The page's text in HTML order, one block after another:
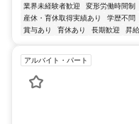
業界未経験者歓迎 変形労働時間制
産休・育休取得実績あり
学歴不問
賞与あり
育休あり 長期歓迎 昇
アルバイト・パート